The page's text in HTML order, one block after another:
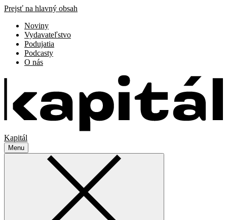
Prejsť na hlavný obsah
Noviny
Vydavateľstvo
Podujatia
Podcasty
O nás
Kapitál
Menu